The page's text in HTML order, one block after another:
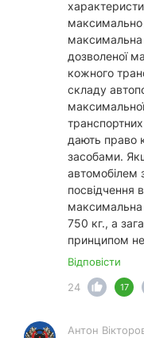
дозволеної
кожного
складу
транспортних
дають право
засобами.
автомобілем
посвідчення
750 кг., а
принципом
Відповісти
24
17
Антон